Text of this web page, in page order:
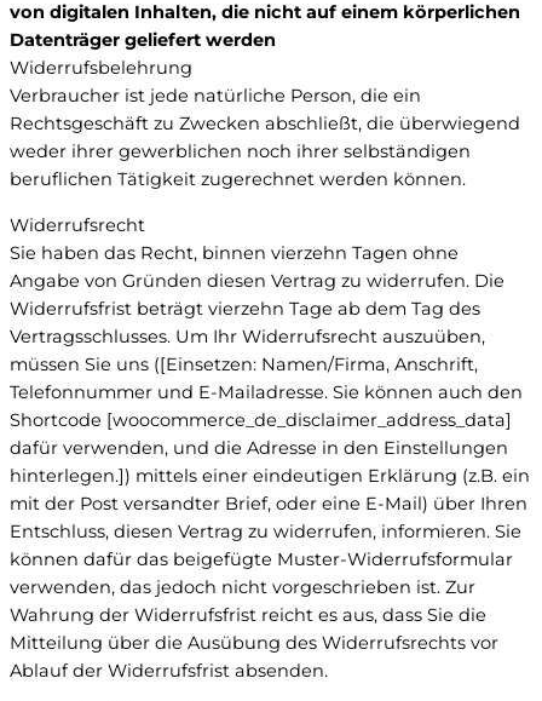
von digitalen Inhalten, die nicht auf einem körperlichen
Datenträger geliefert werden
Widerrufsbelehrung
Verbraucher ist jede natürliche Person, die ein
Rechtsgeschäft zu Zwecken abschließt, die überwiegend
weder ihrer gewerblichen noch ihrer selbständigen
beruflichen Tätigkeit zugerechnet werden können.
Widerrufsrecht
Sie haben das Recht, binnen vierzehn Tagen ohne
Angabe von Gründen diesen Vertrag zu widerrufen. Die
Widerrufsfrist beträgt vierzehn Tage ab dem Tag des
Vertragsschlusses. Um Ihr Widerrufsrecht auszuüben,
müssen Sie uns ([Einsetzen: Namen/Firma, Anschrift,
Telefonnummer und E-Mailadresse. Sie können auch den
Shortcode [woocommerce_de_disclaimer_address_data]
dafür verwenden, und die Adresse in den Einstellungen
hinterlegen.]) mittels einer eindeutigen Erklärung (z.B. ein
mit der Post versandter Brief, oder eine E-Mail) über Ihren
Entschluss, diesen Vertrag zu widerrufen, informieren. Sie
können dafür das beigefügte Muster-Widerrufsformular
verwenden, das jedoch nicht vorgeschrieben ist. Zur
Wahrung der Widerrufsfrist reicht es aus, dass Sie die
Mitteilung über die Ausübung des Widerrufsrechts vor
Ablauf der Widerrufsfrist absenden.